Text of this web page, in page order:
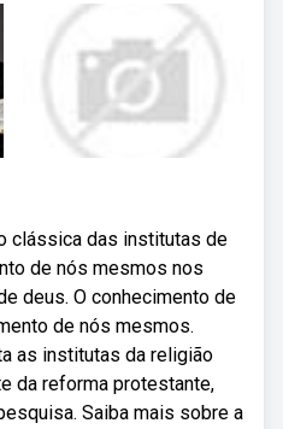
clássica das institutas de
de nós mesmos nos
deus. O conhecimento de
de nós mesmos.
as institutas da religião
da reforma protestante,
Saiba mais sobre a